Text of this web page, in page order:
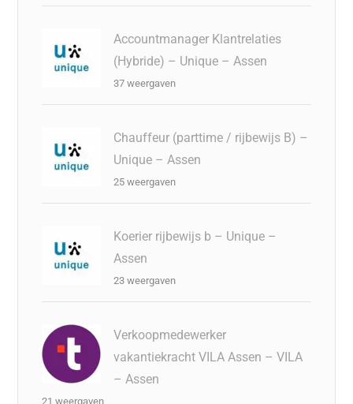
Accountmanager Klantrelaties
(Hybride) – Unique – Assen
37 weergaven
Chauffeur (parttime / rijbewijs B) –
Unique – Assen
25 weergaven
Koerier rijbewijs b – Unique –
Assen
23 weergaven
Verkoopmedewerker
vakantiekracht VILA Assen – VILA
– Assen
21 weergaven